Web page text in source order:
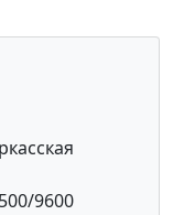
9600